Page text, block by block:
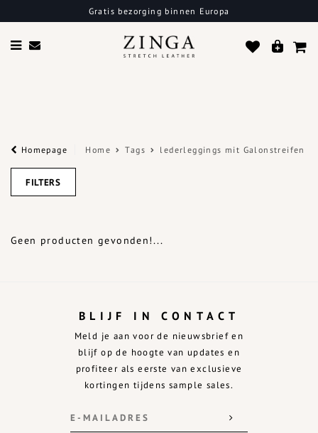
Gratis bezorging binnen Europa
Homepage Home Tags lederleggings mit Galonstreifen
FILTERS
Geen producten gevonden!...
BLIJF IN CONTACT
Meld je aan voor de nieuwsbrief en
blijf op de hoogte van updates en
profiteer als eerste van exclusieve
kortingen tijdens sample sales.